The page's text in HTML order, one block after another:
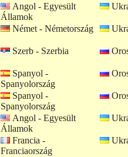
Angol - Egyesült
Államok
Német - Németország
Szerb - Szerbia
Spanyol -
Spanyolország
Spanyol -
Spanyolország
Angol - Egyesült
Államok
Francia -
Franciaország